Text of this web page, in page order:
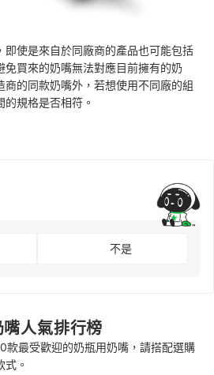
即使是來自於同廠商的產品也可能包括
免買來的奶嘴無法對應目前擁有的奶
的同款奶嘴外，若想使用不同廠的組
規格是否相符。
不是
人氣排行榜
款最受歡迎的奶瓶用奶嘴，請搭配選購
。